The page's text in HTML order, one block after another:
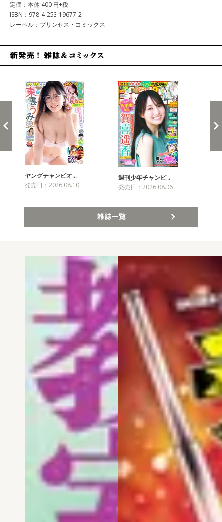
定価：本体 400 円+税
ISBN：978-4-253-19677-2
レーベル：プリンセス・コミックス
ヤングチャンピオ…
発売日：2026.08.10
週刊少年チャンピ…
発売日：2026.08.06